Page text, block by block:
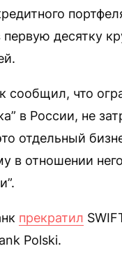
первую десятку
сообщил, что
в России, не
отдельный
в отношении
прекратил
Polski.